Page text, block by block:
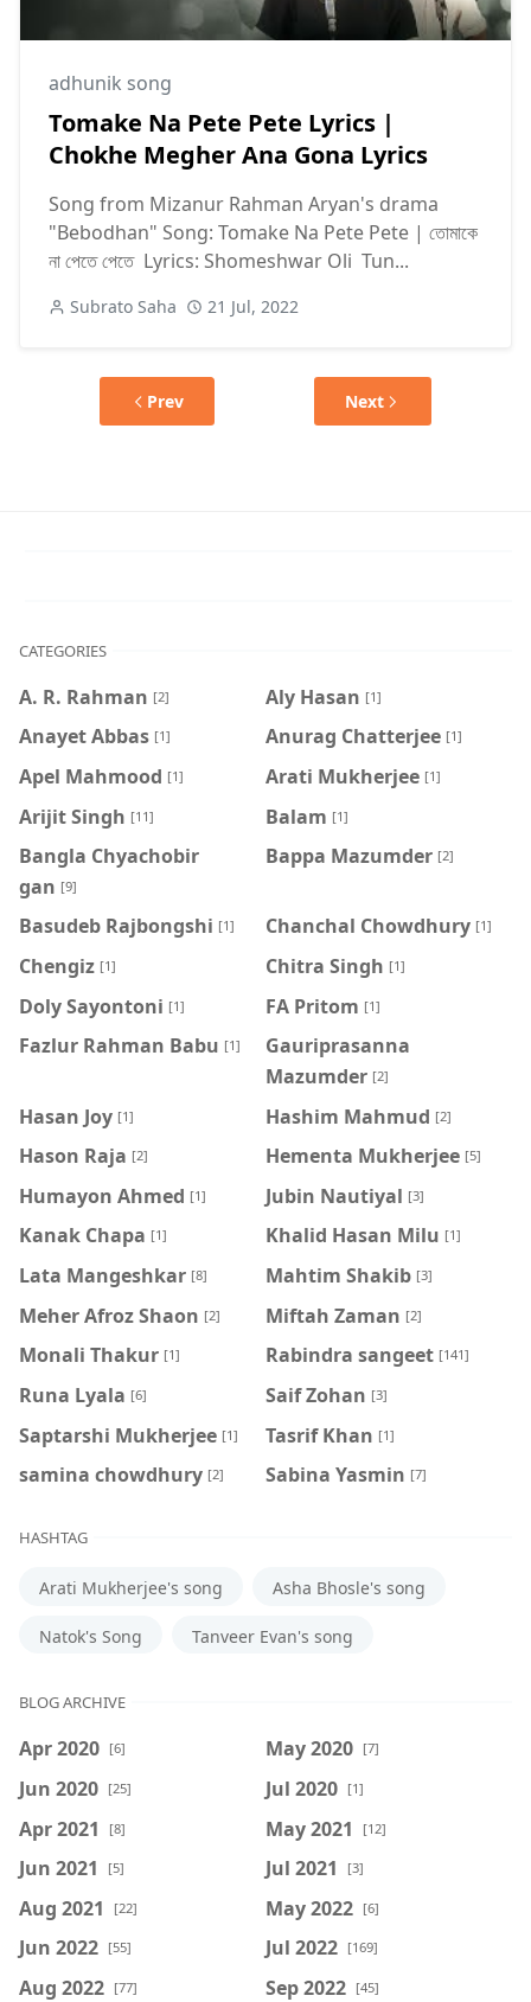
adhunik song
Tomake Na Pete Pete Lyrics |
Chokhe Megher Ana Gona Lyrics
Song from Mizanur Rahman Aryan's drama
"Bebodhan" Song: Tomake Na Pete Pete | তোমাকে
না পেতে পেতে Lyrics: Shomeshwar Oli Tun...
Subrato Saha 21 Jul, 2022
Prev Next
CATEGORIES
A. R. Rahman [2] Aly Hasan [1]
Anayet Abbas [1] Anurag Chatterjee [1]
Apel Mahmood [1] Arati Mukherjee [1]
Arijit Singh [11] Balam [1]
Bangla Chyachobir
gan [9]
Bappa Mazumder [2]
Basudeb Rajbongshi [1] Chanchal Chowdhury [1]
Chengiz [1] Chitra Singh [1]
Doly Sayontoni [1] FA Pritom [1]
Fazlur Rahman Babu [1]
Gauriprasanna
Mazumder [2]
Hasan Joy [1] Hashim Mahmud [2]
Hason Raja [2] Hementa Mukherjee [5]
Humayon Ahmed [1] Jubin Nautiyal [3]
Kanak Chapa [1] Khalid Hasan Milu [1]
Lata Mangeshkar [8] Mahtim Shakib [3]
Meher Afroz Shaon [2] Miftah Zaman [2]
Monali Thakur [1] Rabindra sangeet [141]
Runa Lyala [6] Saif Zohan [3]
Saptarshi Mukherjee [1] Tasrif Khan [1]
samina chowdhury [2] ‍Sabina Yasmin [7]
HASHTAG
Arati Mukherjee's song Asha Bhosle's song
Natok's Song Tanveer Evan's song
BLOG ARCHIVE
Apr 2020 [6] May 2020 [7]
Jun 2020 [25] Jul 2020 [1]
Apr 2021 [8] May 2021 [12]
Jun 2021 [5] Jul 2021 [3]
Aug 2021 [22] May 2022 [6]
Jun 2022 [55] Jul 2022 [169]
Aug 2022 [77] Sep 2022 [45]